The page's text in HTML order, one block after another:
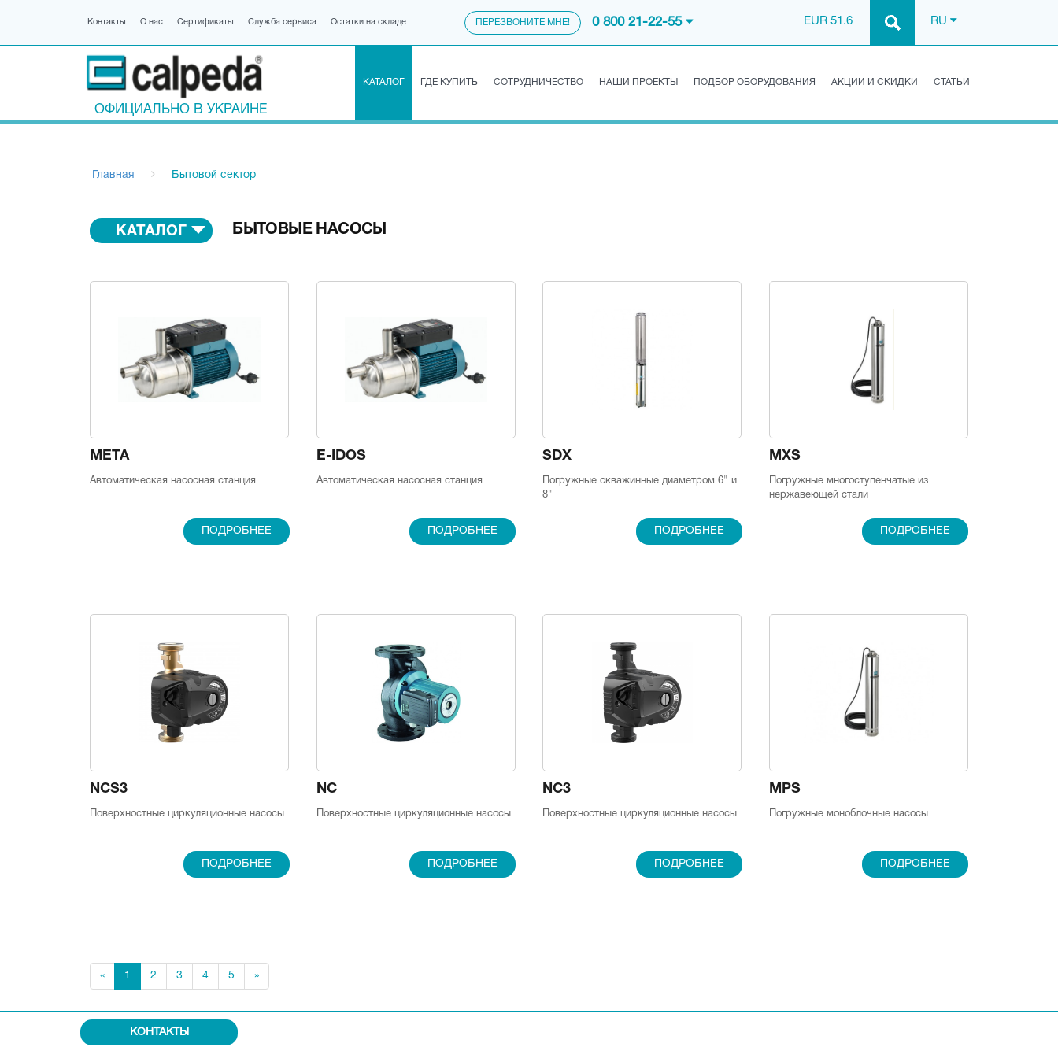
Контакты О нас Сертификаты Служба сервиса Остатки на складе ПЕРЕЗВОНИТЕ МНЕ! 0 800 21-22-55 EUR 51.6 RU
ОФИЦИАЛЬНО В УКРАИНЕ
КАТАЛОГ ГДЕ КУПИТЬ СОТРУДНИЧЕСТВО НАШИ ПРОЕКТЫ ПОДБОР ОБОРУДОВАНИЯ АКЦИИ И СКИДКИ СТАТЬИ
Главная Бытовой сектор
КАТАЛОГ БЫТОВЫЕ НАСОСЫ
META
Автоматическая насосная станция
ПОДРОБНЕЕ
E-IDOS
Автоматическая насосная станция
ПОДРОБНЕЕ
SDX
Погружные скважинные диаметром 6" и
8"
ПОДРОБНЕЕ
MXS
Погружные многоступенчатые из
нержавеющей стали
ПОДРОБНЕЕ
NCS3
Поверхностные циркуляционные насосы
ПОДРОБНЕЕ
NC
Поверхностные циркуляционные насосы
ПОДРОБНЕЕ
NC3
Поверхностные циркуляционные насосы
ПОДРОБНЕЕ
MPS
Погружные моноблочные насосы
ПОДРОБНЕЕ
« 1 2 3 4 5 »
КОНТАКТЫ